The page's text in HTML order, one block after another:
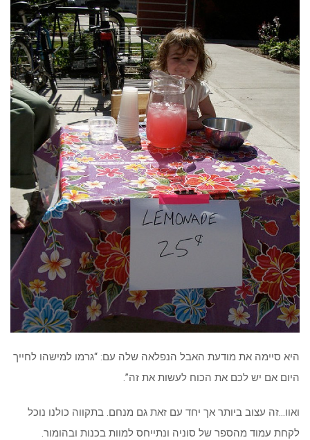
היא סיימה את מודעת האבל הנפלאה שלה עם: “גרמו למישהו לחייך
היום אם יש לכם את הכוח לעשות את זה”.
ואוו…זה עצוב ביותר אך יחד עם זאת גם מנחם. בתקווה כולנו נוכל
לקחת עמוד מהספר של סוניה ונתייחס למוות בכנות ובהומור.